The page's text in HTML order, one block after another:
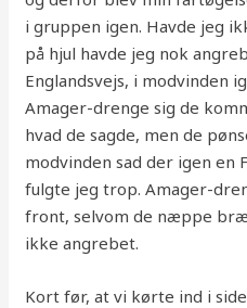
i gruppen igen. Havde jeg
på hjul havde jeg nok
Englandsvejs, i modvinden
Amager-drenge sig de
hvad de sagde, men de
modvinden sad der igen en
fulgte jeg trop. Amager-
front, selvom de næppe
ikke angrebet.
Kort før, at vi kørte ind i